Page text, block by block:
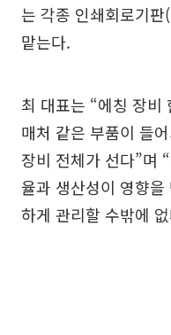
는 각종 인쇄회로기
맡는다.
최 대표는 “에칭 장비
매처 같은 부품이 들
장비 전체가 선다”며
율과 생산성이 영향
하게 관리할 수밖에